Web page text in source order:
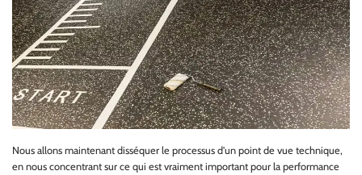
Nous allons maintenant disséquer le processus d'un point de vue technique,
en nous concentrant sur ce qui est vraiment important pour la performance